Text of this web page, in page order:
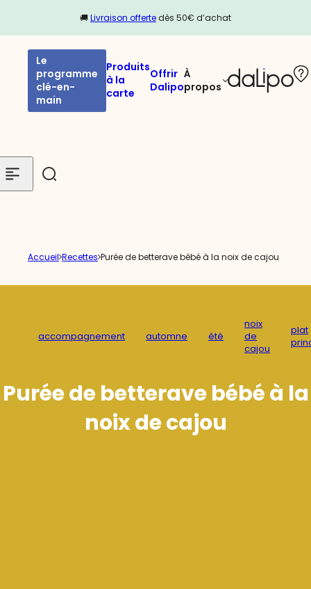
🚚Livraison offertedès 50€ d’achat
Le
programme
clé-en-
main
Produits
à la
carte
Offrir
Dalipo
À
propos
Accueil Recettes Purée de betterave bébé à la noix de cajou
accompagnement automne été
noix
de
cajou
plat
Purée de betterave bébé à la
noix de cajou